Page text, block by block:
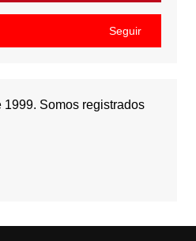
Seguir
1999. Somos registrados